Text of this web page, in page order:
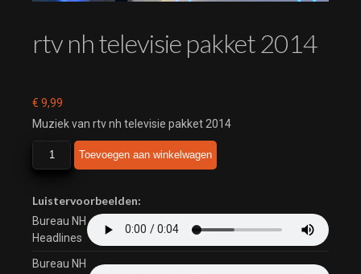
rtv nh televisie pakket 2014
€ 9,99
Muziek van rtv nh televisie pakket 2014
nh
pakket
2014
aantal
Toevoegen aan winkelwagen
Luistervoorbeelden:
Bureau NH
Headlines
Bureau NH